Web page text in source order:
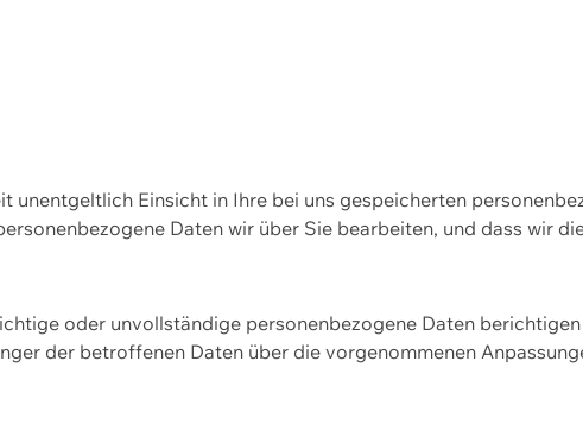
unentgeltlich Einsicht in Ihre bei uns gespeicherten
Daten wir über Sie bearbeiten, und dass wir
oder unvollständige personenbezogene Daten
der betroffenen Daten über die vorgenommenen